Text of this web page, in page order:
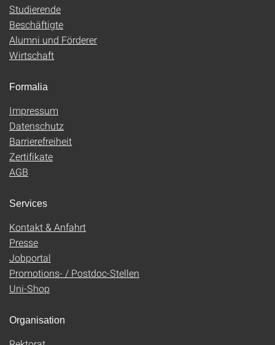
Studierende
Beschäftigte
Alumni und Förderer
Wirtschaft
Formalia
Impressum
Datenschutz
Barrierefreiheit
Zertifikate
AGB
Services
Kontakt & Anfahrt
Presse
Jobportal
Promotions- / Postdoc-Stellen
Uni-Shop
Organisation